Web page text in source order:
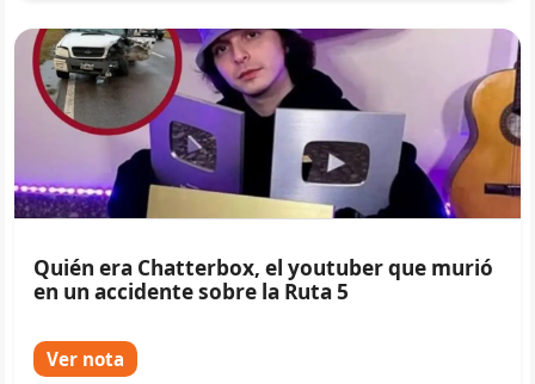
Quién era Chatterbox, el youtuber que murió
en un accidente sobre la Ruta 5
Ver nota